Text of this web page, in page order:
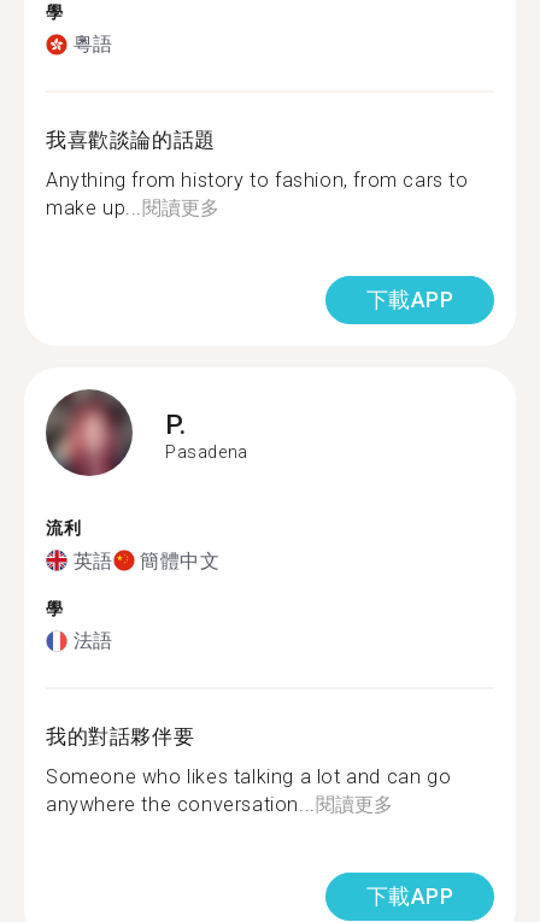
學
粵語
我喜歡談論的話題
Anything from history to fashion, from cars to
make up...閱讀更多
下載APP
P.
Pasadena
流利
英語 簡體中文
學
法語
我的對話夥伴要
Someone who likes talking a lot and can go
anywhere the conversation...閱讀更多
下載APP